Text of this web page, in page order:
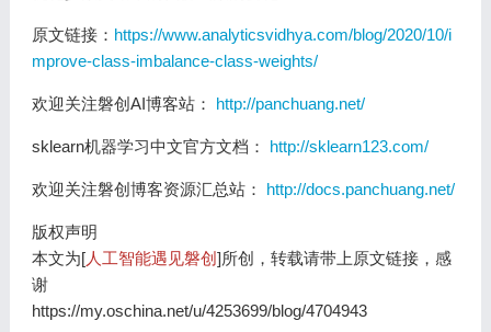
原文链接： https://www.analyticsvidhya.com/blog/2020/10/i
mprove-class-imbalance-class-weights/
欢迎关注磐创AI博客站： http://panchuang.net/
sklearn机器学习中文官方文档： http://sklearn123.com/
欢迎关注磐创博客资源汇总站： http://docs.panchuang.net/
版权声明
本文为[人工智能遇见磐创 ]所创，转载请带上原文链接，感
谢
https://my.oschina.net/u/4253699/blog/4704943